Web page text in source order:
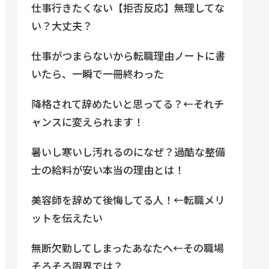
仕事行きたくない【拒否反応】無理してな
い？大丈夫？
仕事がつまらないから転職理由ノートに書
いたら、一瞬で一冊終わった
降格されて辞めたいと思ってる？←それチ
ャンスに変えられます！
暑いし寒いし汚れるのになぜ？過酷な整備
士の給料が安い本当の理由とは！
美容師を辞めて後悔してる人！←転職メリ
ットを伝えたい
無断欠勤してしまったあなたへ←その職場
そろそろ限界では？